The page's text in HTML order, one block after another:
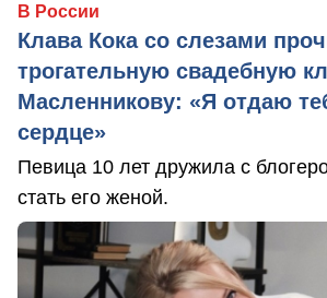
В России
Клава Кока со слезами
трогательную свадебную
Масленникову: «Я отдаю
сердце»
Певица 10 лет дружила с
стать его женой.